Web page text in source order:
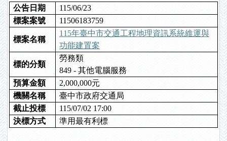
公告日期
115/06/23
標案案號
11506183759
標案名稱
115年臺中市交通工程地理資訊系統維運與
功能建置案
標的分類
勞務類
849 - 其他電腦服務
預算金額
2,000,000元
機關名稱
臺中市政府交通局
截止投標
115/07/02 17:00
決標方式
準用最有利標